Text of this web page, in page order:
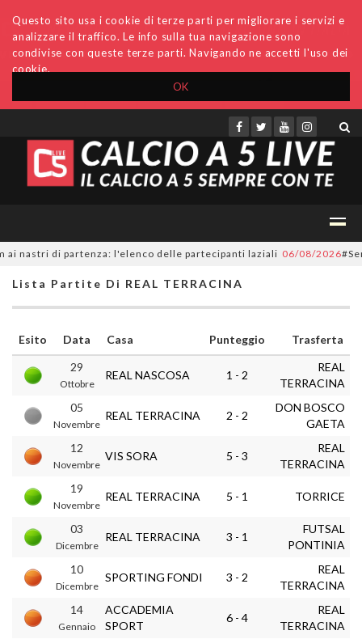
OK
Questo sito usa i cookie di terze parti per migliorare i servizi e
analizzare il traffico. Le info sulla tua navigazione sono
condivise con queste terze parti. Navigando ne accetti l'uso dei
cookie.
Accedi Archivio Invio comunicati Redazione
nastri di partenza: l'elenco delle partecipanti laziali 06/08/2026
Lista Partite Di REAL TERRACINA
Esito Data Casa Punteggio
Trasferta
29
Ottobre
REAL NASCOSA 1 - 2
REAL
TERRACINA
05
Novembre
REAL TERRACINA 2 - 2
DON BOSCO
GAETA
12
Novembre
VIS SORA 5 - 3
REAL
TERRACINA
19
Novembre
REAL TERRACINA 5 - 1 TORRICE
03
Dicembre
REAL TERRACINA 3 - 1
FUTSAL
PONTINIA
10
Dicembre
SPORTING FONDI 3 - 2
REAL
TERRACINA
14
Gennaio
ACCADEMIA
SPORT
6 - 4
REAL
TERRACINA